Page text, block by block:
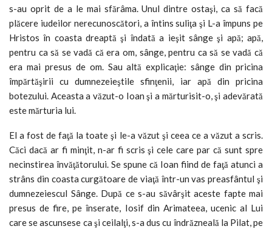
s-au oprit de a le mai sfărâma. Unul dintre ostaşi, ca să facă
plăcere iudeilor nerecunoscători, a întins suliţa şi L-a împuns pe
Hristos în coasta dreaptă şi îndată a ieşit sânge şi apă; apă,
pentru ca să se vadă că era om, sânge, pen­tru ca să se vadă că
era mai presus de om. Sau altă explicaţie: sânge din pricina
împărtăşirii cu dumnezeieştile sfinţenii, iar apă din pricina
botezului. Aceasta a văzut-o Ioan şi a mărturisit-o, şi adevărată
este mărturia lui.
El a fost de faţă la toate şi le-a văzut şi ceea ce a văzut a scris.
Căci dacă ar fi minţit, n-ar fi scris şi cele care par că sunt spre
necinstirea învăţătorului. Se spune că Ioan fiind de faţă atunci a
strâns din coasta curgătoare de viaţă într-un vas preasfântul şi
dumnezeiescul Sânge. După ce s-au să­vârşit aceste fapte mai
presus de fire, pe înserate, Iosif din Arimateea, ucenic al Lui
care se ascunsese ca şi ceilalţi, s-a dus cu îndrăzneală la Pilat, pe